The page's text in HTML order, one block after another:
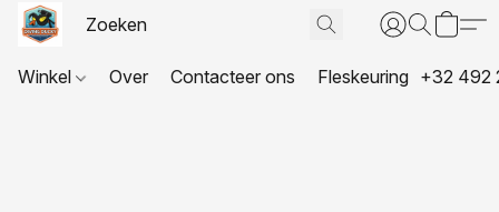
Winkel Over Contacteer ons Fleskeuring +32 492